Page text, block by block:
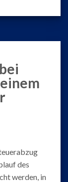
des
werden, in